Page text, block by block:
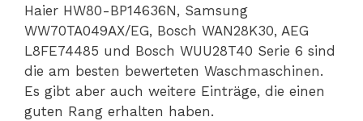
Haier HW80-BP14636N, Samsung
WW70TA049AX/EG, Bosch WAN28K30, AEG
L8FE74485 und Bosch WUU28T40 Serie 6 sind
die am besten bewerteten Waschmaschinen.
Es gibt aber auch weitere Einträge, die einen
guten Rang erhalten haben.